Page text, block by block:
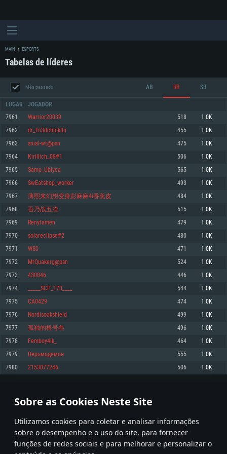
Sobre as Cookies Neste Site
Utilizamos cookies para coletar e analisar informações
sobre o desempenho e o uso do site, para fornecer
funções de redes sociais e para melhorar e personalizar o
Mínimo
Sistema Operativo: Windows 10 (64 bit)
Processador: Dual-Core 2.2 GHz
Memória: 4GB
Placa Gráfica: Placa com DirectX 11: AMD Radeon 77XX / NVIDIA GeForce
GTX 660. Resolução mínima suportada: 720p
Network: Internet de banda larga.
Disco: 23,1 GB
Recomendado
superior, Radeon RX 570 ou superior
Disco: 75,9 GB
Mínimo
Sistema Operativo: Mac OS Big Sur 11.0 ou versão mais recente
Processador: Core i5 2.2GHz mínimo (Intel Xeon não suportado)
Memória: 6 GB
Placa Gráfica: Intel Iris Pro 5200 (Mac), equivalentes AMD/Nvidia para Mac.
Resolução mínima suportada: 720p com suporte Metal.
Network: Internet de banda larga.
Disco: 21,5 GB
Recomendado
Network: Internet de banda larga.
Mínimo
Sistema Operativo: Distribuições mais modernas do Linux de 64bit
Processador: Dual-Core 2.4 GHz
Memória: 4 GB
Placa Gráfica: NVIDIA 660 com os drivers mais recentes (não mais de 6
meses) / equivalentes AMD com os drivers mais recentes com suporte
Vulkan (não mais de 6 meses); Resolução mínima suportada: 720p.
Network: Internet de banda larga.
Disco: 21,5 GB
Recomendado
Sistema Operativo: Ubuntu 20.04 64bit
Processador: Intel Core i7
Memória: 16 GB
Placa Gráfica: NVIDIA 1060 com os drivers mais recentes (não mais de 6
meses) / equivalentes AMD (Radeon RX 570) com os drivers mais recentes
Network: Internet de banda larga.
MAIN ESPORTS
Tabelas de líderes
Mês passado AB RB SB
LUGAR JOGADOR
7961 Warrior20039 518 1.0K
7962 dr_fri3dchick3n 455 1.0K
7963 snial-wt@psn 475 1.0K
7964 Kirillich_08#1 506 1.0K
7965 Samo_Ubiyca 565 1.0K
7966 SwEatshop_worker 493 1.0K
7967 薄熙来幻想变身彭麻麻4i香蕉皮 484 1.0K
7968 吾乃战五渣 515 1.0K
7969 Renytamen 479 1.0K
7970 solareclipse#2 480 1.0K
7971 WS0 471 1.0K
7972 MrQuakerg@psn 524 1.0K
7973 430046 446 1.0K
7974 _____SCP_173____ 544 1.0K
7975 CA0429 474 1.0K
7976 Nordisoakshield 499 1.0K
7977 孤独的根号叁 496 1.0K
7978 Femboy4ik_ 464 1.0K
7979 Dерьмодемон 555 1.0K
7980 2153077246 506 1.0K